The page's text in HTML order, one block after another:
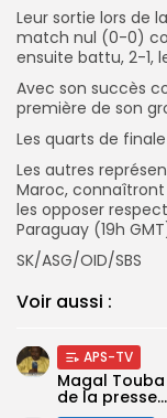
Leur sortie lors de
match nul (0-0)
ensuite battu, 2-1,
Avec son succès
première de son
Les quarts de
Les autres
Maroc, connaîtront
les opposer
Paraguay (19h
SK/ASG/OID/SBS
Voir aussi :
APS-TV
Magal
de la presse...